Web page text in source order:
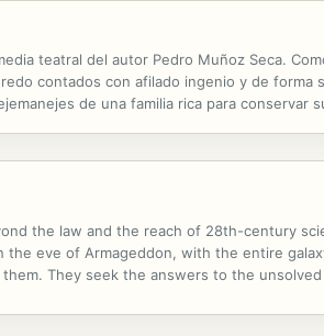
teatral del autor Pedro Muñoz Seca.
contados con afilado ingenio y de
de una familia rica para
the law and the reach of 28th-century
the eve of Armageddon, with the entire
They seek the answers to the